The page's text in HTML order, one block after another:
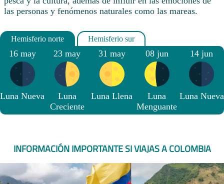
las personas y fenómenos naturales como las mareas.
16 may
Luna Nueva
23 may
Luna
Creciente
31 may
Luna Llena
08 jun
Luna
Menguante
14 jun
Luna Nueva
INFORMACIÓN IMPORTANTE SI VIAJAS A COLOMBIA